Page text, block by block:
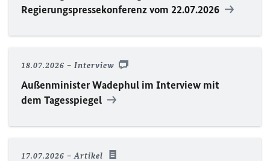
Regierungspressekonferenz vom 22.07.2026
18.07.2026 Interview
Außenminister Wadephul im Interview mit
dem Tagesspiegel
17.07.2026 Artikel